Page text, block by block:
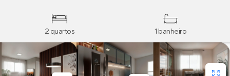
2 quartos 1 banheiro